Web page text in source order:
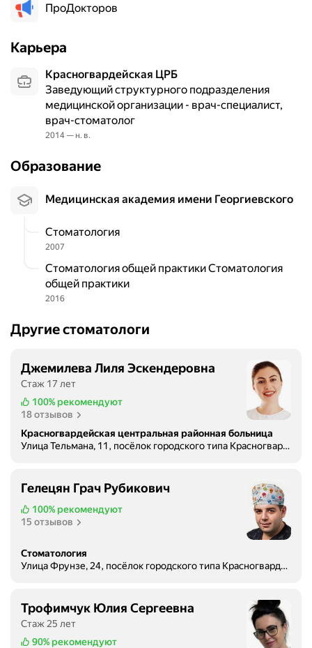
ПроДокторов
Карьера
Красногвардейская ЦРБ
Заведующий структурного подразделения
медицинской организации - врач-специалист,
врач-стоматолог
2014 — н. в.
Образование
Медицинская академия имени Георгиевского
Стоматология
2007
Стоматология общей практики Стоматология
общей практики
2016
Другие стоматологи
Джемилева Лиля Эскендеровна
Стаж 17 лет
100% рекомендуют
18 отзывов
Красногвардейская центральная районная больница
Улица Тельмана, 11, посёлок городского типа Красногвардейское
Гелецян Грач Рубикович
100% рекомендуют
15 отзывов
Стоматология
Улица Фрунзе, 24, посёлок городского типа Красногвардейское
Трофимчук Юлия Сергеевна
Стаж 25 лет
90% рекомендуют